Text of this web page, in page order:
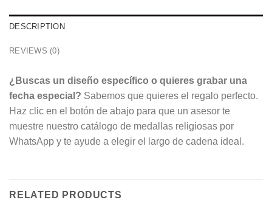
DESCRIPTION
REVIEWS (0)
¿Buscas un diseño específico o quieres grabar una
fecha especial? Sabemos que quieres el regalo perfecto.
Haz clic en el botón de abajo para que un asesor te
muestre nuestro catálogo de medallas religiosas por
WhatsApp y te ayude a elegir el largo de cadena ideal.
RELATED PRODUCTS